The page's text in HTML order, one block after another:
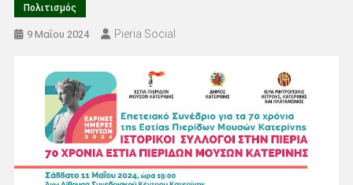
Πολιτισμός
9 Μαΐου 2024 Pieria Social